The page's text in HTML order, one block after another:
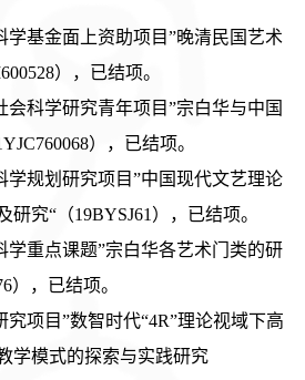
学基金面上资助项目”晚清民国艺术
），已结项。
会科学研究青年项目”宗白华与中国
），已结项。
学规划研究项目”中国现代文艺理论
研究“（19BYSJ61），已结项。
学重点课题”宗白华各艺术门类的研
），已结项。
究项目”数智时代“4R”理论视域下高
学模式的探索与实践研究